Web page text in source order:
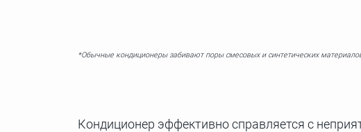
*Обычные кондиционеры забивают поры смесовых и синтетических
Кондиционер эффективно справляется с